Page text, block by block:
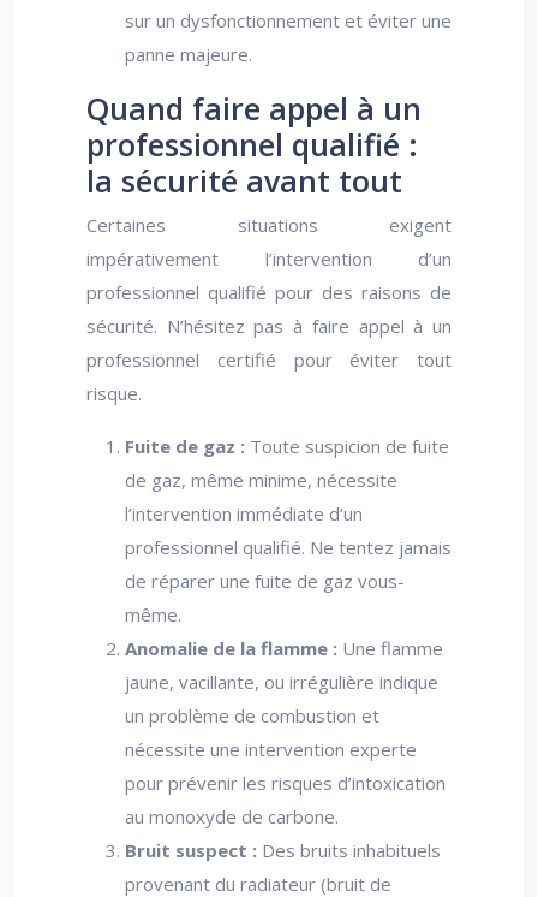
sur un dysfonctionnement et éviter une
panne majeure.
Quand faire appel à un
professionnel qualifié :
la sécurité avant tout
Certaines situations exigent
impérativement l’intervention d’un
professionnel qualifié pour des raisons de
sécurité. N’hésitez pas à faire appel à un
professionnel certifié pour éviter tout
risque.
Fuite de gaz : Toute suspicion de fuite
de gaz, même minime, nécessite
l’intervention immédiate d’un
professionnel qualifié. Ne tentez jamais
de réparer une fuite de gaz vous-
même.
Anomalie de la flamme : Une flamme
jaune, vacillante, ou irrégulière indique
un problème de combustion et
nécessite une intervention experte
pour prévenir les risques d’intoxication
au monoxyde de carbone.
Bruit suspect : Des bruits inhabituels
provenant du radiateur (bruit de